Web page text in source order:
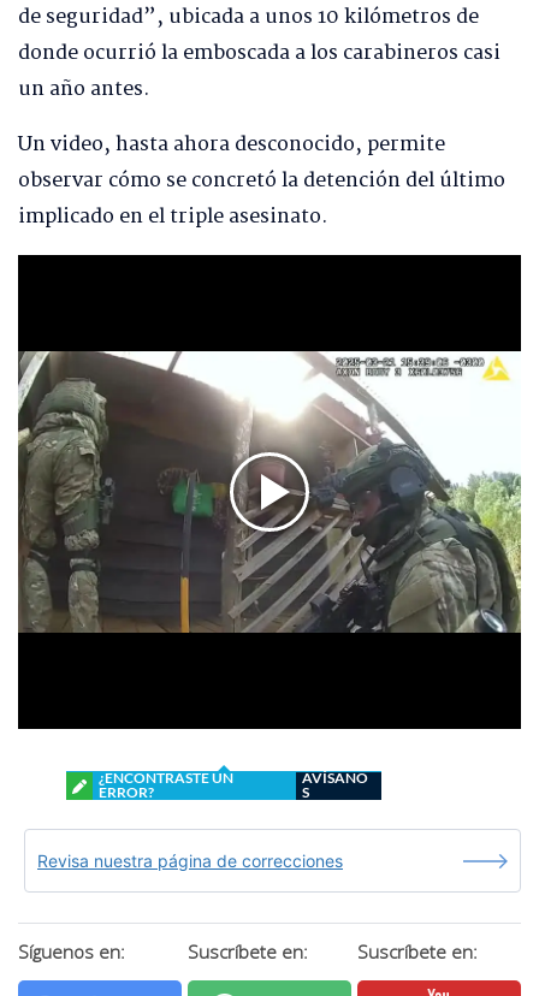
de seguridad”, ubicada a unos 10 kilómetros de
donde ocurrió la emboscada a los carabineros casi
un año antes.
Un video, hasta ahora desconocido, permite
observar cómo se concretó la detención del último
implicado en el triple asesinato.
¿ENCONTRASTE UN
ERROR?
AVÍSANO
S
Revisa nuestra página de correcciones
Síguenos en: Suscríbete en: Suscríbete en: